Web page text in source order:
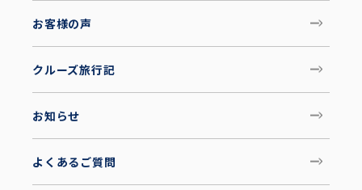
お客様の声
クルーズ旅行記
お知らせ
よくあるご質問